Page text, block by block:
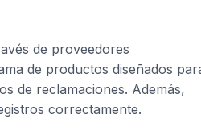
de proveedores
de productos diseñados
de reclamaciones. Además,
correctamente.